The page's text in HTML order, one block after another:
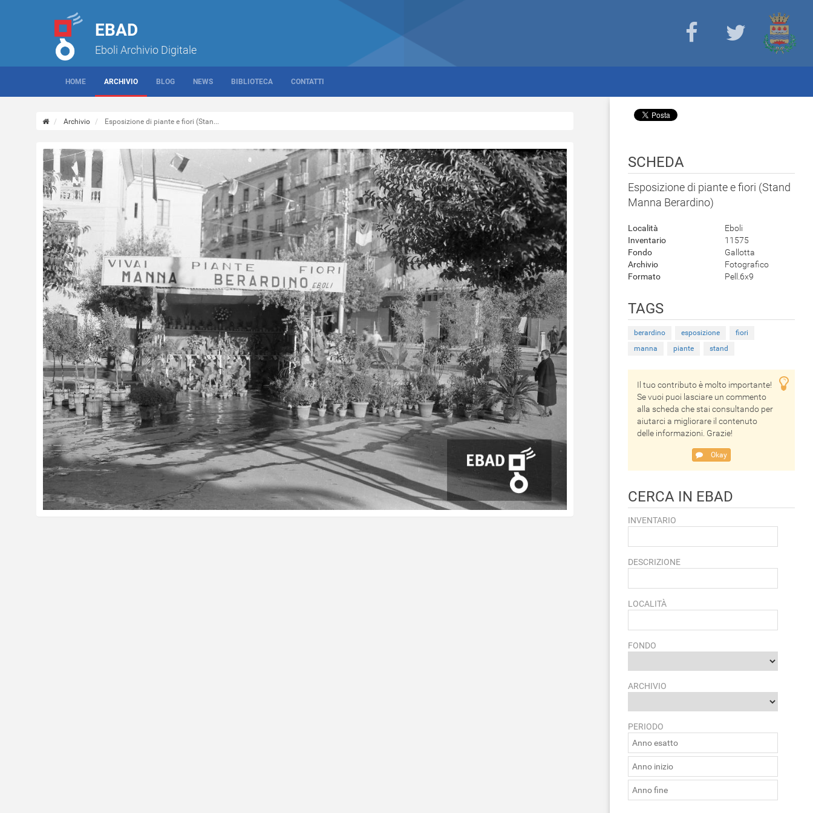
EBAD
Eboli Archivio Digitale
HOME ARCHIVIO BLOG NEWS BIBLIOTECA CONTATTI
Archivio Esposizione di piante e fiori (Stan...
SCHEDA
Esposizione di piante e fiori (Stand
Manna Berardino)
Località
Eboli
Inventario
11575
Fondo
Gallotta
Archivio
Fotografico
Formato
Pell.6x9
TAGS
berardino esposizione
fiori
manna
piante stand
Il tuo contributo è molto importante!
Se vuoi puoi lasciare un commento
alla scheda che stai consultando per
aiutarci a migliorare il contenuto
delle informazioni. Grazie!
Okay
CERCA IN EBAD
INVENTARIO
DESCRIZIONE
LOCALITÀ
FONDO
ARCHIVIO
PERIODO